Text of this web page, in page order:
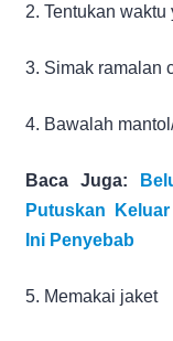
2. Tentukan waktu
3. Simak ramalan
4. Bawalah
Baca Juga:
Putuskan
Ini Penyebab
5. Memakai jaket